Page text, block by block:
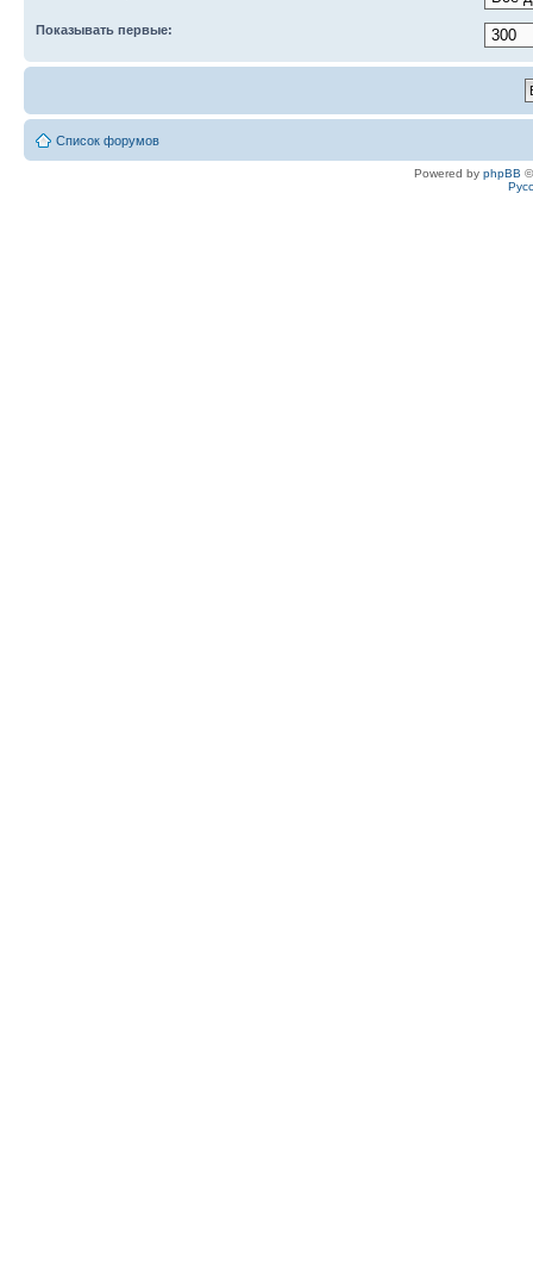
Показывать первые:
Список форумов
Powered by phpBB